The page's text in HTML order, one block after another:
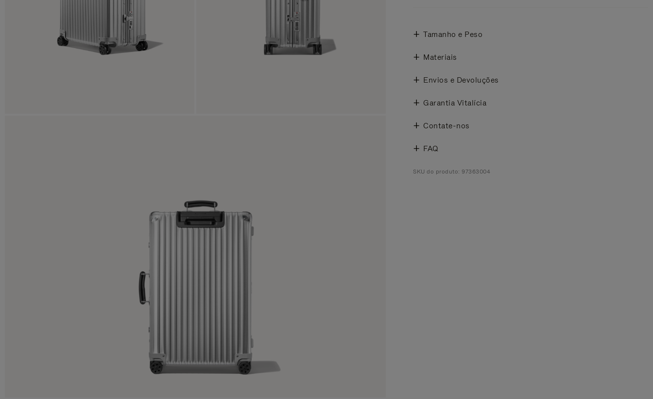
Tamanho e Peso
Materiais
Envios e Devoluções
Garantia Vitalícia
Contate-nos
FAQ
SKU do produto: 97363004